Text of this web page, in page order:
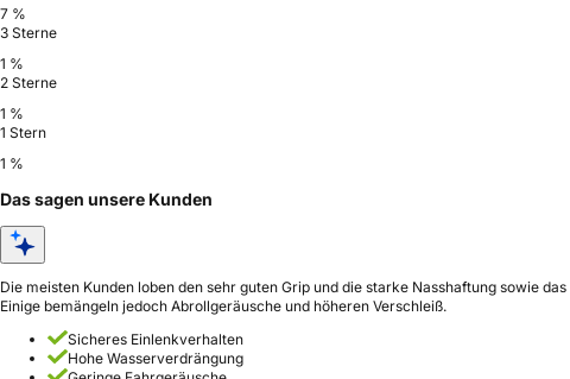
7 %
3 Sterne
1 %
2 Sterne
1 %
1 Stern
1 %
Das sagen unsere Kunden
Die meisten Kunden loben den sehr guten Grip und die starke Nasshaftung sowie
Einige bemängeln jedoch Abrollgeräusche und höheren Verschleiß.
Sicheres Einlenkverhalten
Hohe Wasserverdrängung